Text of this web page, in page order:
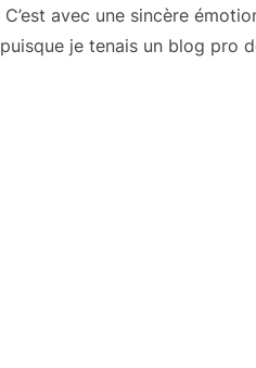
C’est avec une sincère
puisque je tenais un blog pro